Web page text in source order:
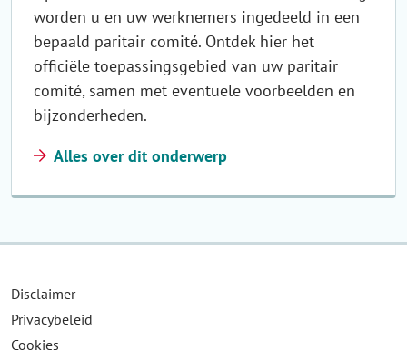
worden u en uw werknemers ingedeeld in een
bepaald paritair comité. Ontdek hier het
officiële toepassingsgebied van uw paritair
comité, samen met eventuele voorbeelden en
bijzonderheden.
Alles over dit onderwerp
Disclaimer
Privacybeleid
Cookies